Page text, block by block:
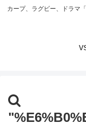
カープ、ラグビー、ドラマ